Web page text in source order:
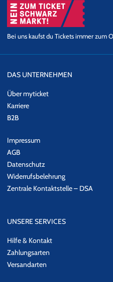
Bei uns kaufst du Tickets immer zum
DAS UNTERNEHMEN
Über myticket
Karriere
B2B
Impressum
AGB
Datenschutz
Widerrufsbelehrung
Zentrale Kontaktstelle – DSA
UNSERE SERVICES
Hilfe & Kontakt
Zahlungsarten
Versandarten